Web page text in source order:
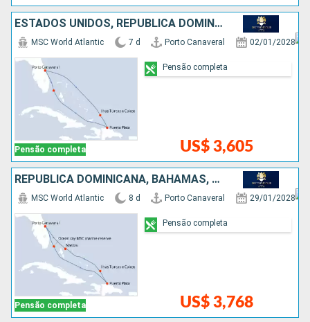
ESTADOS UNIDOS, REPUBLICA DOMINICANA, BAHAMAS
Pensão completa
MSC World Atlantic 7 d Porto Canaveral 02/01/2028
US$ 3,605
Pensão completa
REPUBLICA DOMINICANA, BAHAMAS, ESTADOS UNIDOS
Pensão completa
MSC World Atlantic 8 d Porto Canaveral 29/01/2028
US$ 3,768
Pensão completa